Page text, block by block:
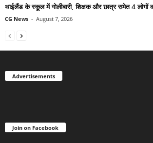
थाईलैंड के स्कूल में गोलीबारी, शिक्षक और छात्र समेत 4 लोगों
CG News - August 7, 2026
Advertisements
Join on Facebook